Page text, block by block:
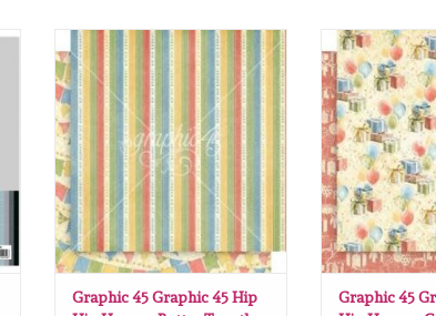
Graphic 45 Graphic 45 Hip Hip
Hooray Better Together 12 x12
AJOUTER AU PANIER
Graphic 45 Graphic 45 Hip
Graphic 45
Hooray
AJOUTER
Graphic 45